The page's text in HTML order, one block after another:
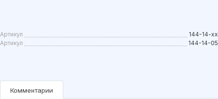
Артикул
144-14-xx
Артикул
144-14-05
Комментарии